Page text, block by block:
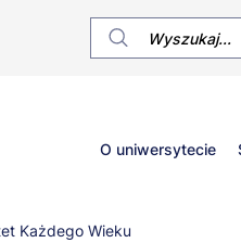
menu
O uniwersytecie
Każdego Wieku